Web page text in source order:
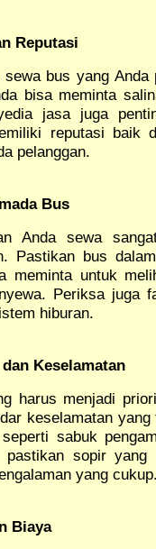
Reputasi
bus yang
bisa meminta
jasa juga
reputasi baik
pelanggan.
Bus
Anda sewa
Pastikan bus
meminta untuk
Periksa juga
hiburan.
Keselamatan
harus menjadi
keselamatan
sabuk
sopir yang
yang
Biaya